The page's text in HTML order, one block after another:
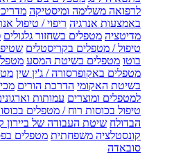
לרפואה משלימה ומיסטיקה
באמצעות אנרגיה ריפוי / טיפול
מדיטציה מטפלים בשחזור גלגולים
טיפול / מטפלים בקריסטלים
בוטו מטפלים בשיטת המסע
מטפלים באקופרסורה / ג'ין שין
בשיטת האקומי הדרכת הורים
למטפלים ומוצרים עמותות
טיפול בכוסות רוח / מטפלים
הבדולח שיטת העבודה של ביירון
קונסטלציה משפחתית מטפלים
סובאדה